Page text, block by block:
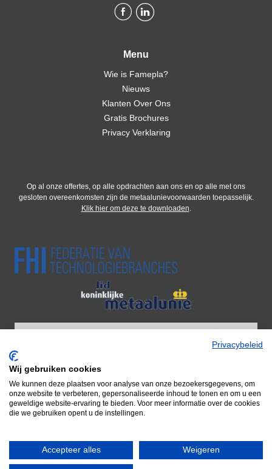
Menu
Wie is Famepla?
Nieuws
Klanten Over Ons
Gratis Brochures
Privacy Verklaring
Op al onze offertes, op alle opdrachten aan ons en op alle met ons
gesloten overeenkomsten zijn de metaalunievoorwaarden toepasselijk.
Klik hier om deze te downloaden.
Wij zijn onderdeel van Adiform BV
Door naar Adiform
© 2026 Famepla Nederland
Privacybeleid
Wij gebruiken cookies
We kunnen deze plaatsen voor analyse van onze bezoekersgegevens, om
onze website te verbeteren, gepersonaliseerde inhoud te tonen en om u een
geweldige website-ervaring te bieden. Voor meer informatie over de cookies
die we gebruiken opent u de instellingen.
Accepteer alles Weigeren